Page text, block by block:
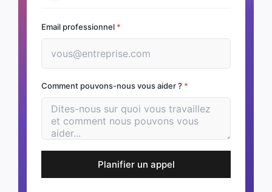
Email professionnel *
Comment pouvons-nous vous aider ? *
Planifier un appel